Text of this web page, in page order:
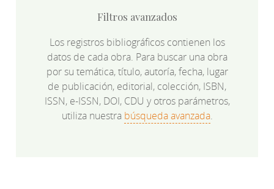
Filtros avanzados
Los registros bibliográficos contienen los
datos de cada obra. Para buscar una obra
por su temática, título, autoría, fecha, lugar
de publicación, editorial, colección, ISBN,
ISSN, e-ISSN, DOI, CDU y otros parámetros,
utiliza nuestra búsqueda avanzada.